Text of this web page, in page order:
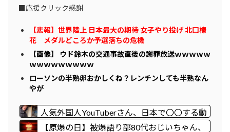
■応援クリック感謝
【悲報】世界陸上 日本最大の期待 女子やり投げ 北口榛
花 メダルどころか予選落ちの危機
【画像】 ウド鈴木の交通事故直後の謝罪放送ｗｗｗｗｗ
ｗｗｗｗｗｗｗｗｗ
ローソンの半熟卵おかしくね？レンチンしても半熟なん
やが
人気外国人YouTuberさん、日本で〇〇する動
画を投稿して終わる・・・
【原爆の日】被爆語り部80代おじいちゃん、